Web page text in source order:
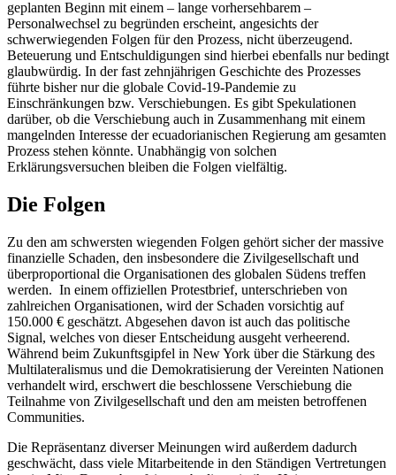
geplanten Beginn mit einem – lange vorhersehbarem –
Personalwechsel zu begründen erscheint, angesichts der
schwerwiegenden Folgen für den Prozess, nicht überzeugend.
Beteuerung und Entschuldigungen sind hierbei ebenfalls nur bedingt
glaubwürdig. In der fast zehnjährigen Geschichte des Prozesses
führte bisher nur die globale Covid-19-Pandemie zu
Einschränkungen bzw. Verschiebungen. Es gibt Spekulationen
darüber, ob die Verschiebung auch in Zusammenhang mit einem
mangelnden Interesse der ecuadorianischen Regierung am gesamten
Prozess stehen könnte. Unabhängig von solchen
Erklärungsversuchen bleiben die Folgen vielfältig.
Die Folgen
Zu den am schwersten wiegenden Folgen gehört sicher der massive
finanzielle Schaden, den insbesondere die Zivilgesellschaft und
überproportional die Organisationen des globalen Südens treffen
werden. In einem offiziellen Protestbrief, unterschrieben von
zahlreichen Organisationen, wird der Schaden vorsichtig auf
150.000 € geschätzt. Abgesehen davon ist auch das politische
Signal, welches von dieser Entscheidung ausgeht verheerend.
Während beim Zukunftsgipfel in New York über die Stärkung des
Multilateralismus und die Demokratisierung der Vereinten Nationen
verhandelt wird, erschwert die beschlossene Verschiebung die
Teilnahme von Zivilgesellschaft und den am meisten betroffenen
Communities.
Die Repräsentanz diverser Meinungen wird außerdem dadurch
geschwächt, dass viele Mitarbeitende in den Ständigen Vertretungen